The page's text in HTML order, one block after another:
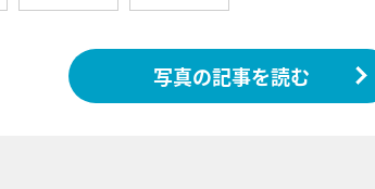
写真の記事を読む